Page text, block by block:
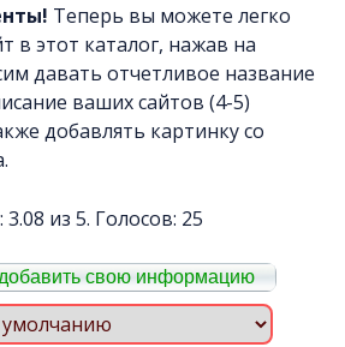
Вопросы и
Word-
Теперь вы можете легко
в этот каталог, нажав на
давать отчетливое название
ваших сайтов (4-5)
добавлять картинку со
из 5. Голосов: 25
свою информацию